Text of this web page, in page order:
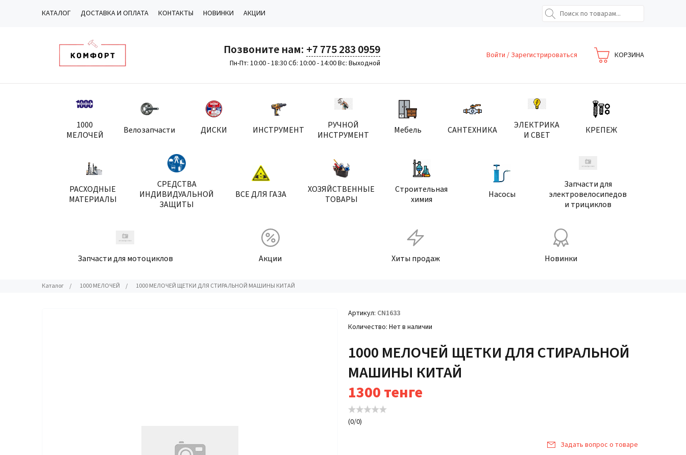
КАТАЛОГ ДОСТАВКА И ОПЛАТА КОНТАКТЫ НОВИНКИ АКЦИИ
Позвоните нам: +7 775 283 0959
Пн-Пт: 10:00 - 18:30 Сб: 10:00 - 14:00 Вс: Выходной
Войти / Зарегистрироваться КОРЗИНА
1000
МЕЛОЧЕЙ
Велозапчасти ДИСКИ ИНСТРУМЕНТ
РУЧНОЙ
ИНСТРУМЕНТ
Мебель САНТЕХНИКА
ЭЛЕКТРИКА
И СВЕТ
КРЕПЕЖ
РАСХОДНЫЕ
МАТЕРИАЛЫ
СРЕДСТВА
ИНДИВИДУАЛЬНОЙ
ЗАЩИТЫ
ВСЕ ДЛЯ ГАЗА
ХОЗЯЙСТВЕННЫЕ
ТОВАРЫ
Строительная
химия
Насосы
Запчасти для
электровелосипедов
и трициклов
Запчасти для мотоциклов Акции Хиты продаж Новинки
Каталог / 1000 МЕЛОЧЕЙ / 1000 МЕЛОЧЕЙ ЩЕТКИ ДЛЯ СТИРАЛЬНОЙ МАШИНЫ КИТАЙ
Артикул CN1633
Количество Нет в наличии
1000 МЕЛОЧЕЙ ЩЕТКИ ДЛЯ СТИРАЛЬНОЙ
МАШИНЫ КИТАЙ
1300тенге
(0/0)
Задать вопрос о товаре